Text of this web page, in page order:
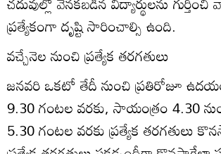
ప్రత్యేకంగా దృష్టి సారించాల్సి ఉంది.
వచ్చేనెల నుంచి ప్రత్యేక తరగతులు
జనవరి ఒకటో తేదీ నుంచి ప్రతిరోజూ
9.30 గంటల వరకు, సాయంత్రం 4.30
5.30 గంటల వరకు ప్రత్యేక తరగతులు